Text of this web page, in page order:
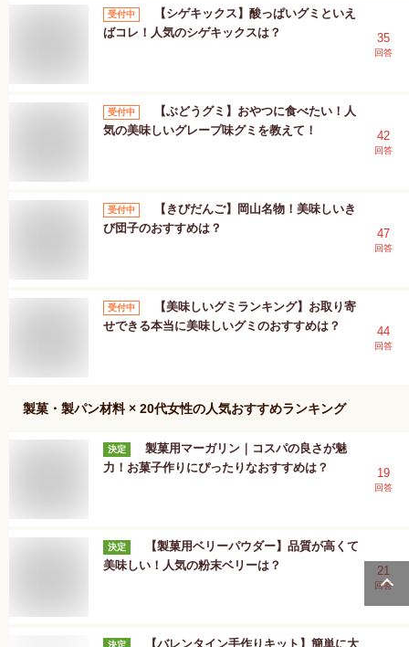
受付中
【シゲキックス】酸っぱいグミといえ
ばコレ！人気のシゲキックスは？
35
回答
受付中
【ぶどうグミ】おやつに食べたい！人
気の美味しいグレープ味グミを教えて！
42
回答
受付中
【きびだんご】岡山名物！美味しいき
び団子のおすすめは？
47
回答
受付中
【美味しいグミランキング】お取り寄
せできる本当に美味しいグミのおすすめは？
44
回答
製菓・製パン材料 × 20代女性の人気おすすめランキング
決定
製菓用マーガリン｜コスパの良さが魅
力！お菓子作りにぴったりなおすすめは？
19
回答
決定
【製菓用ベリーパウダー】品質が高くて
美味しい！人気の粉末ベリーは？
21
回答
決定 【バレンタイン手作りキット】簡単に大